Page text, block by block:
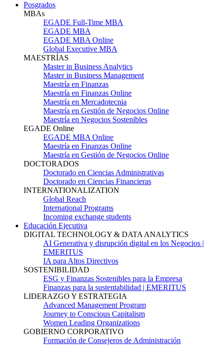
Posgrados
MBAs
EGADE Full-Time MBA
EGADE MBA
EGADE MBA Online
Global Executive MBA
MAESTRÍAS
Master in Business Analytics
Master in Business Management
Maestría en Finanzas
Maestría en Finanzas Online
Maestría en Mercadotecnia
Maestría en Gestión de Negocios Online
Maestría en Negocios Sostenibles
EGADE Online
EGADE MBA Online
Maestría en Finanzas Online
Maestría en Gestión de Negocios Online
DOCTORADOS
Doctorado en Ciencias Administrativas
Doctorado en Ciencias Financieras
INTERNATIONALIZATION
Global Reach
International Programs
Incoming exchange students
Educación Ejecutiva
DIGITAL TECHNOLOGY & DATA ANALYTICS
AI Generativa y disrupción digital en los Negocios |
EMERITUS
IA para Altos Directivos
SOSTENIBILIDAD
ESG y Finanzas Sostenibles para la Empresa
Finanzas para la sustentabilidad | EMERITUS
LIDERAZGO Y ESTRATEGIA
Advanced Management Program
Journey to Conscious Capitalism
Women Leading Organizations
GOBIERNO CORPORATIVO
Formación de Consejeros de Administración